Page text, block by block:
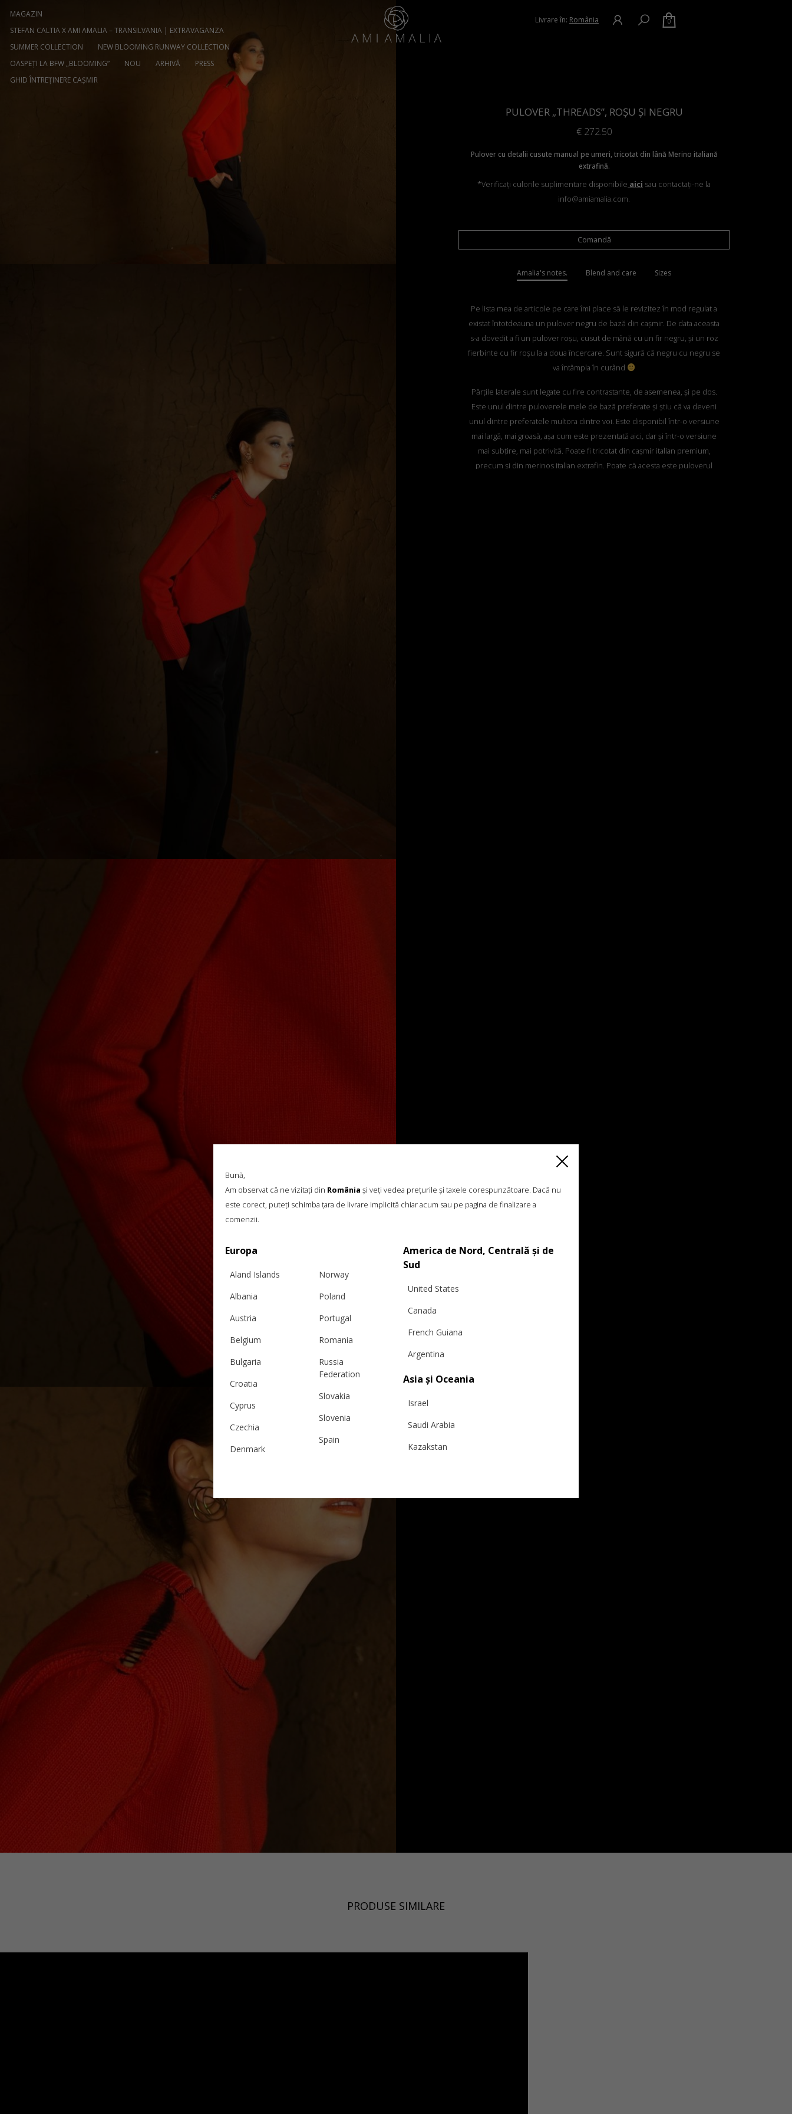
MAGAZIN
STEFAN CALTIA X AMI AMALIA – TRANSILVANIA | EXTRAVAGANZA
SUMMER COLLECTION
NEW BLOOMING RUNWAY COLLECTION
OASPEȚI LA BFW „BLOOMING”
NOU ARHIVĂ
PRESS
GHID ÎNTREȚINERE CAȘMIR
Livrare în: România 0
PULOVER „THREADS”, ROȘU ȘI NEGRU
€272.50
Pulover cu detalii cusute manual pe umeri, tricotat din lână Merino italiană
extrafină.
*Verificați culorile suplimentare disponibile aici sau contactați-ne la
info@amiamalia.com.
Comandă
Amalia's notes. Blend and care Sizes
Pe lista mea de articole pe care îmi place să le revizitez în mod regulat a
existat întotdeauna un pulover negru de bază din cașmir. De data aceasta
s-a dovedit a fi un pulover roșu, cusut de mână cu un fir negru, și un roz
fierbinte cu fir roșu la a doua încercare. Sunt sigură că negru cu negru se
va întâmpla în curând
Părțile laterale sunt legate cu fire contrastante, de asemenea, și pe dos.
Este unul dintre puloverele mele de bază preferate și știu că va deveni
unul dintre preferatele multora dintre voi. Este disponibil într-o versiune
mai largă, mai groasă, așa cum este prezentată aici, dar și într-o versiune
mai subțire, mai potrivită. Poate fi tricotat din cașmir italian premium,
precum și din merinos italian extrafin. Poate că acesta este puloverul
PRODUSE SIMILARE
Bună,
Am observat că ne vizitați din România și veți vedea prețurile și taxele corespunzătoare. Dacă nu
este corect, puteți schimba țara de livrare implicită chiar acum sau pe pagina de finalizare a
comenzii.
Europa
Aland Islands
Albania
Austria
Belgium
Bulgaria
Croatia
Cyprus
Czechia
Denmark
Netherlands
Norway
Poland
Portugal
Romania
Russia
Federation
Slovakia
Slovenia
Spain
Ukraine
United Kingdom
America de Nord, Centrală și de
Sud
United States
Canada
French Guiana
Argentina
Asia și Oceania
Israel
Saudi Arabia
Kazakstan